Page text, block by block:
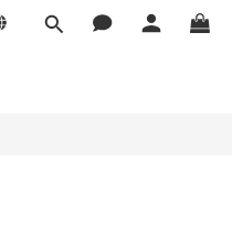
立即購買